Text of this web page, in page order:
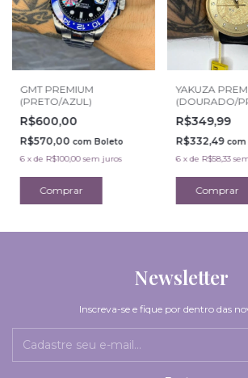
GMT PREMIUM
(PRETO/AZUL)
R$600,00
R$570,00 com Boleto
6 xde R$100,00 sem juros
YAKUZA
(DOURADO/
R$349,99
R$332,49 com
6 xde R$58,33
Newsletter
Inscreva-se e fique por dentro das